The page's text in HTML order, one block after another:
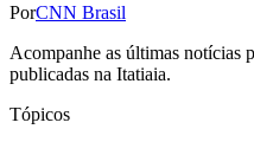
PorCNN Brasil
Acompanhe as últimas notícias
publicadas na Itatiaia.
Tópicos